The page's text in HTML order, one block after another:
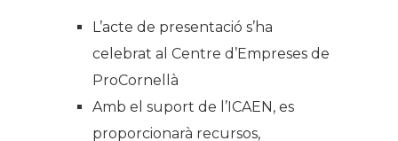
L’acte de presentació s’ha
celebrat al Centre d’Empreses de
ProCornellà
Amb el suport de l’ICAEN, es
proporcionarà recursos,